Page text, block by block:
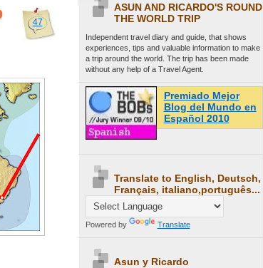
47
ASUN AND RICARDO'S ROUND
THE WORLD TRIP
Independent travel diary and guide, that shows
experiences, tips and valuable information to make
a trip around the world. The trip has been made
without any help of a Travel Agent.
Premiado Mejor
Blog del Mundo en
Español 2010
Translate to English, Deutsch,
Français, italiano,português...
Powered by Translate
Asun y Ricardo